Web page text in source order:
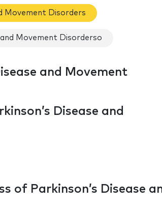
Movement Disorders
Movement Disorderso
and Movement
Disease and
of Parkinson’s Disease